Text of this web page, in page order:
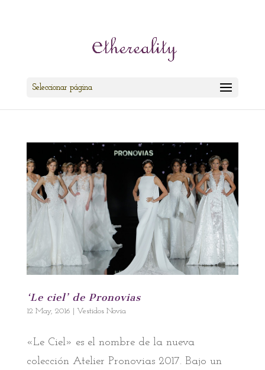
Seleccionar página
‘Le ciel’ de Pronovias
12 May, 2016 Vestidos Novia
«Le Ciel» es el nombre de la nueva
colección Atelier Pronovias 2017. Bajo un